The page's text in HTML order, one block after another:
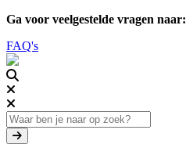
Ga voor veelgestelde vragen naar:
FAQ's